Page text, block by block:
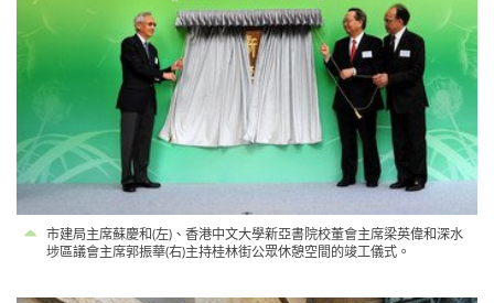
市建局主席蘇慶和(左)、香港中文大學新亞書院校董會主席梁英偉和深水
埗區議會主席郭振華(右)主持桂林街公眾休憩空間的竣工儀式。